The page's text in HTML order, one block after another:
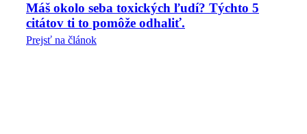
Máš okolo seba toxických ľudí? Týchto 5
citátov ti to pomôže odhaliť.
Prejsť na článok